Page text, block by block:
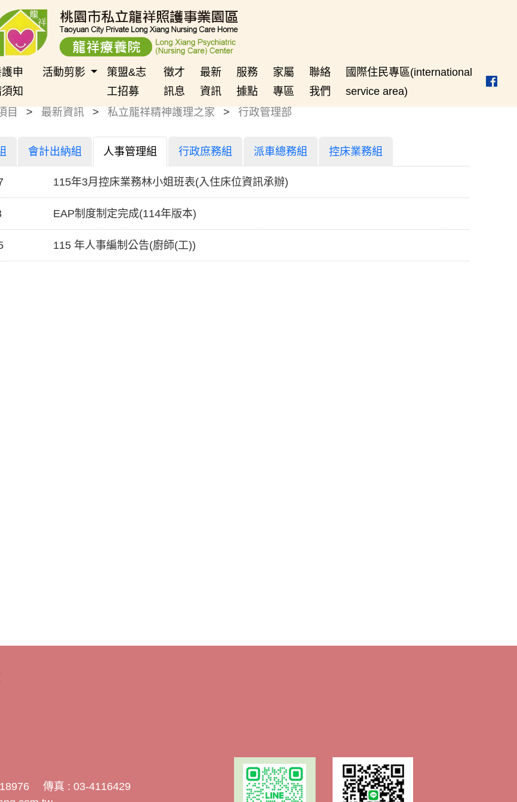
申
知
活動剪影
策盟&志
工招募
徵才
訊息
最新
資訊
服務
據點
家屬
專區
聯絡
我們
國際住民專區(international
service area)
目
最新資訊 私立龍祥精神護理之家 行政管理部
會計出納組 人事管理組 行政庶務組 派車總務組 控床業務組
115年3月控床業務林小姐班表(入住床位資訊承辦)
EAP制度制定完成(114年版本)
115 年人事編制公告(廚師(工))
傳真 : 03-4116429